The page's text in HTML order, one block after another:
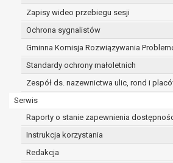
Zapisy wideo przebiegu sesji
Ochrona sygnalistów
Gminna Komisja Rozwiązywania
Standardy ochrony małoletnich
Zespół ds. nazewnictwa ulic, rond i
Serwis
Raporty o stanie zapewnienia
Instrukcja korzystania
Redakcja
administratorowi
przetwarzanie
z prawem, a osoba,
dotyczą, sprzeciwia
danych, żądając w
ograniczenia,
danych dla swoich
której dane dotyczą,
ustalenia, obrony
roszczeń,